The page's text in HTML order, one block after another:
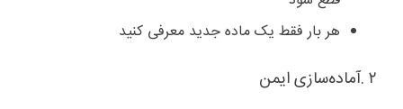
هر بار فقط یک ماده جدید معرفی کنید
۲ .آماده‌سازی ایمن